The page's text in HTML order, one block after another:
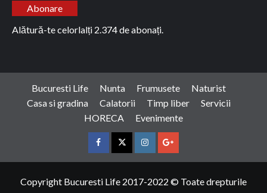
Abonare
Alătură-te celorlalți 2.374 de abonați.
Bucuresti Life Nunta Frumusete
Naturist
Casa si gradina
Calatorii Timp liber
Servicii
HORECA
Evenimente
FacebookTwitterInstagramGoogle
Copyright Bucuresti Life 2017-2022 © Toate drepturile